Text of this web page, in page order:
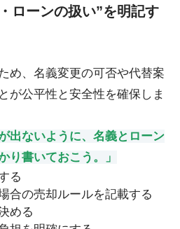
ローンの扱い”を明記す
め、名義変更の可否や代替案
が公平性と安全性を確保しま
出ないように、名義とローン
り書いておこう。」
る
合の売却ルールを記載する
める